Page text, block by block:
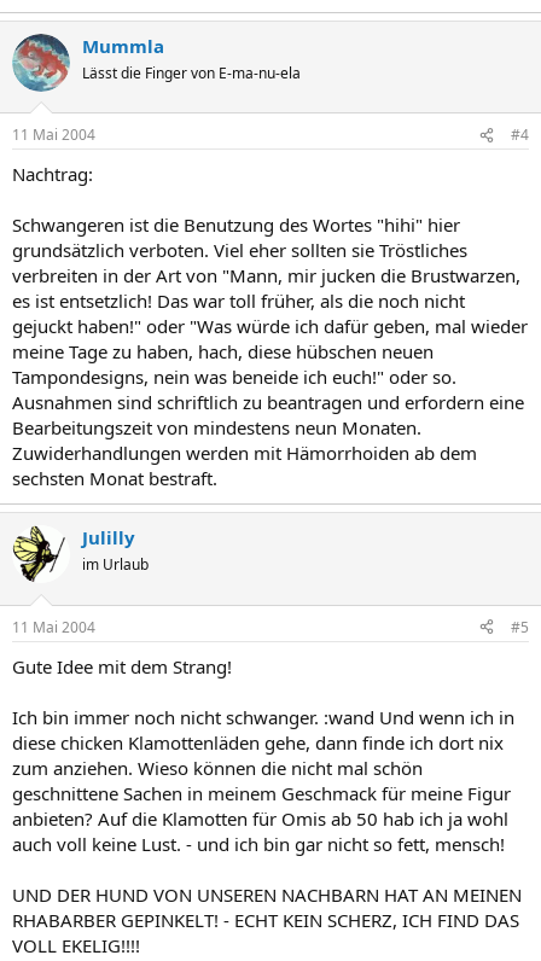
Mummla
Lässt die Finger von E-ma-nu-ela
11 Mai 2004 #4
Nachtrag:
Schwangeren ist die Benutzung des Wortes "hihi" hier
grundsätzlich verboten. Viel eher sollten sie Tröstliches
verbreiten in der Art von "Mann, mir jucken die Brustwarzen,
es ist entsetzlich! Das war toll früher, als die noch nicht
gejuckt haben!" oder "Was würde ich dafür geben, mal wieder
meine Tage zu haben, hach, diese hübschen neuen
Tampondesigns, nein was beneide ich euch!" oder so.
Ausnahmen sind schriftlich zu beantragen und erfordern eine
Bearbeitungszeit von mindestens neun Monaten.
Zuwiderhandlungen werden mit Hämorrhoiden ab dem
sechsten Monat bestraft.
Julilly
im Urlaub
11 Mai 2004 #5
Gute Idee mit dem Strang!
Ich bin immer noch nicht schwanger. :wand Und wenn ich in
diese chicken Klamottenläden gehe, dann finde ich dort nix
zum anziehen. Wieso können die nicht mal schön
geschnittene Sachen in meinem Geschmack für meine Figur
anbieten? Auf die Klamotten für Omis ab 50 hab ich ja wohl
auch voll keine Lust. - und ich bin gar nicht so fett, mensch!
UND DER HUND VON UNSEREN NACHBARN HAT AN MEINEN
RHABARBER GEPINKELT! - ECHT KEIN SCHERZ, ICH FIND DAS
VOLL EKELIG!!!!